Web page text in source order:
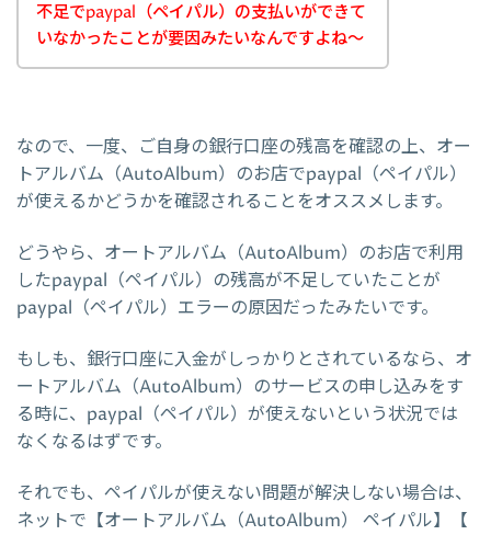
不足でpaypal（ペイパル）の支払いができて
いなかったことが要因みたいなんですよね～
なので、一度、ご自身の銀行口座の残高を確認の上、オー
トアルバム（AutoAlbum）のお店でpaypal（ペイパル）
が使えるかどうかを確認されることをオススメします。
どうやら、オートアルバム（AutoAlbum）のお店で利用
したpaypal（ペイパル）の残高が不足していたことが
paypal（ペイパル）エラーの原因だったみたいです。
もしも、銀行口座に入金がしっかりとされているなら、オ
ートアルバム（AutoAlbum）のサービスの申し込みをす
る時に、paypal（ペイパル）が使えないという状況では
なくなるはずです。
それでも、ペイパルが使えない問題が解決しない場合は、
ネットで【オートアルバム（AutoAlbum） ペイパル】【